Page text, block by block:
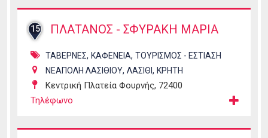
15 ΠΛΑΤΑΝΟΣ - ΣΦΥΡΑΚΗ ΜΑΡΙΑ
ΤΑΒΕΡΝΕΣ, ΚΑΦΕΝΕΙΑ, ΤΟΥΡΙΣΜΟΣ - ΕΣΤΙΑΣΗ
ΝΕΑΠΟΛΗ ΛΑΣΙΘΙΟΥ, ΛΑΣΙΘΙ , ΚΡΗΤΗ
Κεντρική Πλατεία Φουρνής, 72400
Τηλέφωνο